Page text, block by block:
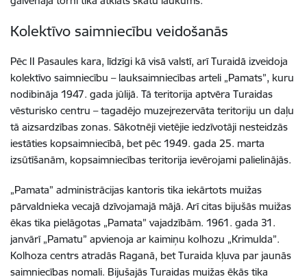
Kolektīvo saimniecību veidošanās
Pēc II Pasaules kara, līdzīgi kā visā valstī, arī Turaidā izveidoja
kolektīvo saimniecību – lauksaimniecības arteli „Pamats”, kuru
nodibināja 1947. gada jūlijā. Tā teritorija aptvēra Turaidas
vēsturisko centru – tagadējo muzejrezervāta teritoriju un daļu
tā aizsardzības zonas. Sākotnēji vietējie iedzīvotāji nesteidzās
iestāties kopsaimniecībā, bet pēc 1949. gada 25. marta
izsūtīšanām, kopsaimniecības teritorija ievērojami palielinājās.
„Pamata” administrācijas kantoris tika iekārtots muižas
pārvaldnieka vecajā dzīvojamajā mājā. Arī citas bijušās muižas
ēkas tika pielāgotas „Pamata” vajadzībām. 1961. gada 31.
janvārī „Pamatu” apvienoja ar kaimiņu kolhozu „Krimulda”.
Kolhoza centrs atradās Raganā, bet Turaida kļuva par jaunās
saimniecības nomali. Bijušajās Turaidas muižas ēkās tika